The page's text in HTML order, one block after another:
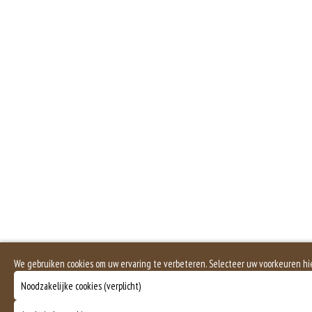
We gebruiken cookies om uw ervaring te verbeteren. Selecteer uw voorkeuren
Noodzakelijke cookies (verplicht)